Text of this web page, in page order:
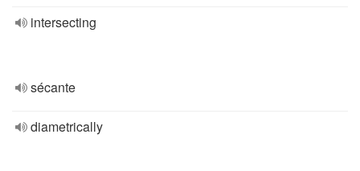
intersecting
sécante
diametrically